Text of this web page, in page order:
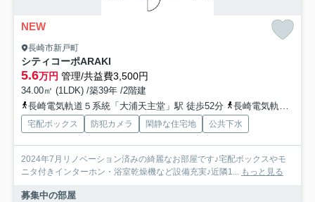
NEW
長崎市新戸町
シティコーポARAKI
5.6万円 管理/共益費3,500円
34.00㎡ (1LDK) /築39年 /2階建
長崎電気軌道５系統「大浦天主堂」駅 徒歩52分
長崎電気軌道５系統「大浦海岸通」駅 徒歩53分
宅配ボックス 防犯カメラ 閑静な住宅地 公共下水
2024年7月リノベーション済みの綺麗なお部屋です♪宅配ボックスやモ
ニタ付きインターホン・浴室乾燥機など設備充実♪近隣1... もっと見る
募集中の部屋